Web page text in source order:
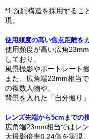
*1 沈胴構造を採用するこ
現。
使用頻度の高い焦点距離を
使用頻度が高い広角
しており、
風景撮影やポートレート
また、広角端23mm相当
の複数人物や、
背景を入れた「自分撮り
レンズ先端から5cmまでの
広角端23mm相当ではレ
大撮影倍率0.24倍を実現。